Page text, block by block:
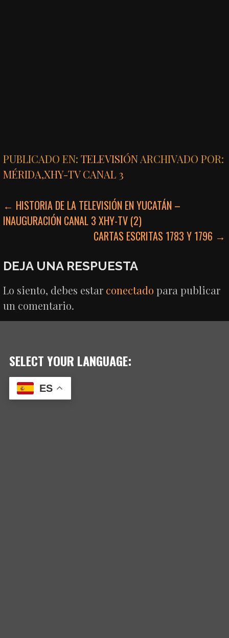
PUBLICADO EN:TELEVISIÓNARCHIVADO POR:
MÉRIDA,XHY-TV CANAL 3
NAVEGACIÓN
DE
← HISTORIA DE LA TELEVISIÓN EN YUCATÁN –
INAUGURACIÓN CANAL 3 XHY-TV (2)
CARTAS ESCRITAS 1783 Y 1796 →
DEJA UNA RESPUESTA
Lo siento, debes estar conectado para publicar
un comentario.
SELECT YOUR LANGUAGE:
ES